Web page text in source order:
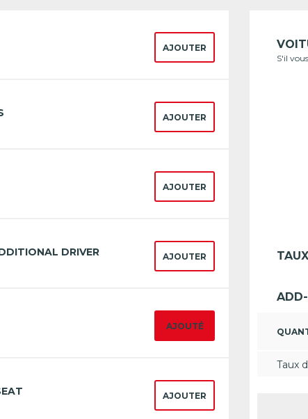
AJOUTER
AJOUTER
AJOUTER
DRIVER AJOUTER
AJOUTÉ
AJOUTER
S'il
TAUX
Taux